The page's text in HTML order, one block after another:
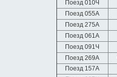
Поезд 010Ч
Поезд 055А
Поезд 275А
Поезд 061А
Поезд 091Ч
Поезд 269А
Поезд 157А